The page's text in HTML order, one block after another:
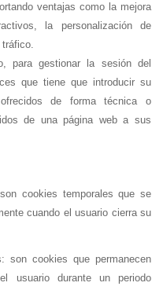
ventajas como la mejora
la personalización de
para gestionar la sesión del
que tiene que introducir su
de forma técnica o
de una página web a sus
cookies temporales que se
cuando el usuario cierra su
son cookies que permanecen
usuario durante un periodo